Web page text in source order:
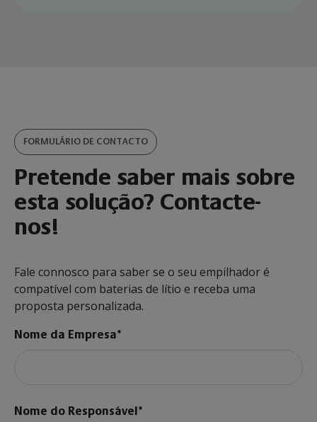
FORMULÁRIO DE CONTACTO
Pretende saber mais sobre
esta solução? Contacte-
nos!
Fale connosco para saber se o seu empilhador é
compatível com baterias de lítio e receba uma
proposta personalizada.
Nome da Empresa*
Nome do Responsável*